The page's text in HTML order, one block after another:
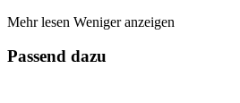
Mehr lesen Weniger anzeigen
Passend dazu